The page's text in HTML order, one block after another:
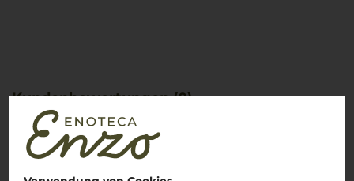
Kundenbewertungen (0)
Es ist noch keine